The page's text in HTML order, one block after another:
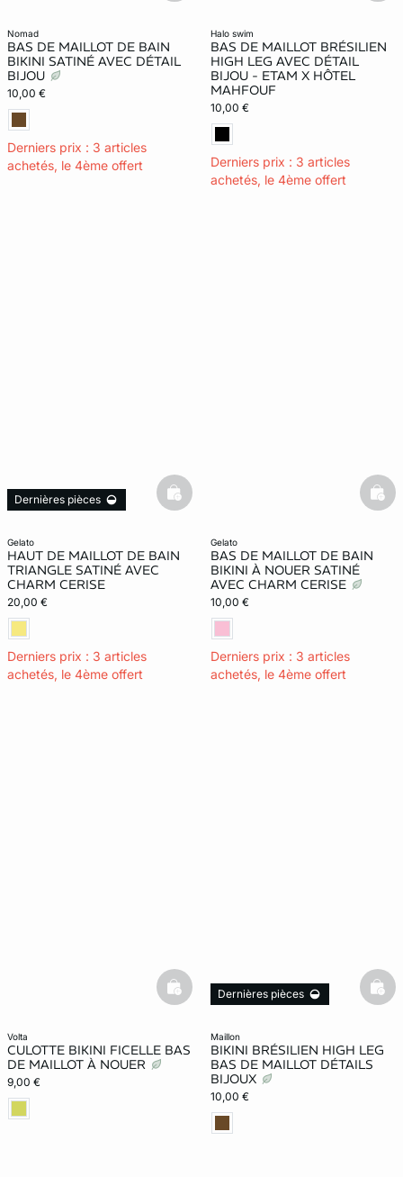
nomad
BAS DE MAILLOT DE BAIN
BIKINI SATINÉ AVEC DÉTAIL
BIJOU
10,00 €
Derniers prix : 3 articles
achetés, le 4ème offert
halo swim
BAS DE MAILLOT BRÉSILIEN
HIGH LEG AVEC DÉTAIL
BIJOU - ETAM X HÔTEL
MAHFOUF
10,00 €
Derniers prix : 3 articles
achetés, le 4ème offert
gelato
HAUT DE MAILLOT DE BAIN
TRIANGLE SATINÉ AVEC
CHARM CERISE
20,00 €
Derniers prix : 3 articles
achetés, le 4ème offert
Dernières pièces basketfull
gelato
BAS DE MAILLOT DE BAIN
BIKINI À NOUER SATINÉ
AVEC CHARM CERISE
10,00 €
Derniers prix : 3 articles
achetés, le 4ème offert
volta
CULOTTE BIKINI FICELLE BAS
DE MAILLOT À NOUER
9,00 €
basketfull
maillon
BIKINI BRÉSILIEN HIGH LEG
BAS DE MAILLOT DÉTAILS
BIJOUX
10,00 €
Dernières pièces